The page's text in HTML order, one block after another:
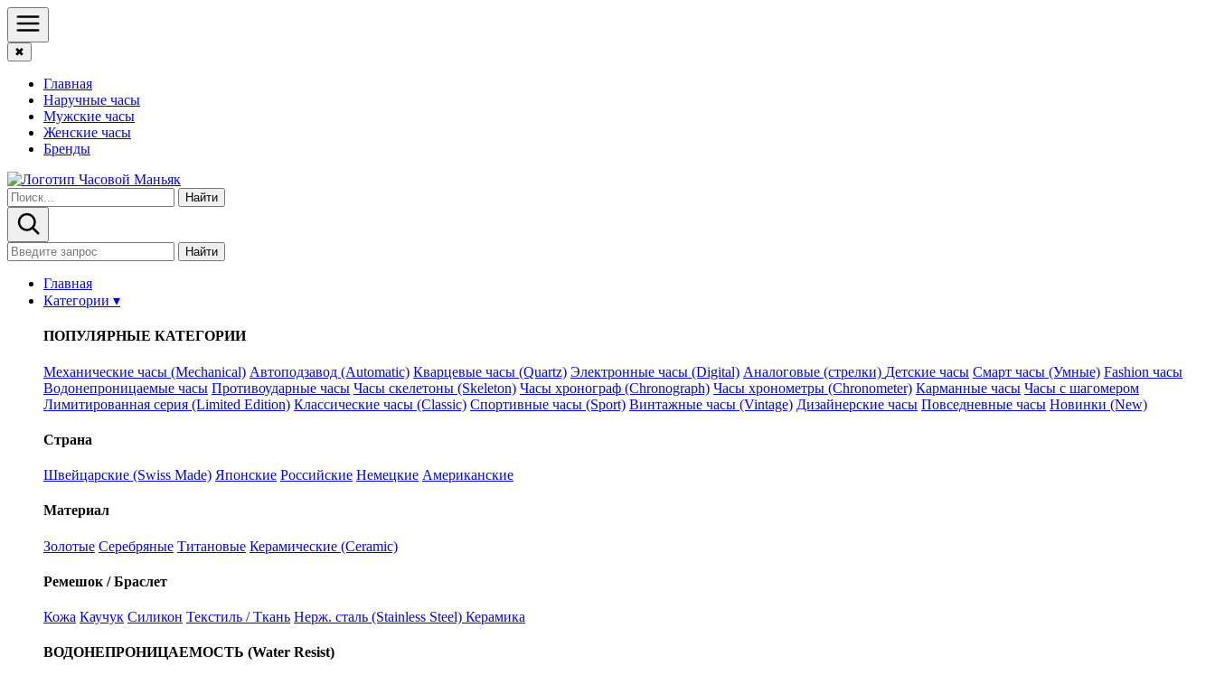
✖
Главная
Наручные часы
Мужские часы
Женские часы
Бренды
Найти
Найти
Главная
Категории ▾
ПОПУЛЯРНЫЕ КАТЕГОРИИ
Механические часы (Mechanical) Автоподзавод (Automatic) Кварцевые часы (Quartz) Электронные часы (Digital) Аналоговые (стрелки) Детские часы Смарт часы (Умные) Fashion часы
Водонепроницаемые часы Противоударные часы Часы скелетоны (Skeleton) Часы хронограф (Chronograph) Часы хронометры (Chronometer) Карманные часы Часы с шагомером
Лимитированная серия (Limited Edition) Классические часы (Classic) Спортивные часы (Sport) Винтажные часы (Vintage) Дизайнерские часы Повседневные часы Новинки (New)
Страна
Швейцарские (Swiss Made) Японские Российские Немецкие Американские
Материал
Золотые Серебряные Титановые Керамические (Ceramic)
Ремешок / Браслет
Кожа Каучук Силикон Текстиль / Ткань Нерж. сталь (Stainless Steel) Керамика
ВОДОНЕПРОНИЦАЕМОСТЬ (Water Resist)